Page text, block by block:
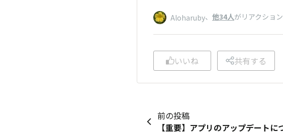
Aloharuby、 他34人がリアクション
いいね 共有する
前の投稿